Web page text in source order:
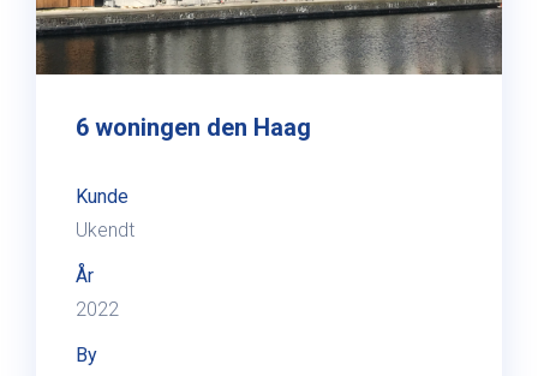
6 woningen den Haag
Kunde
Ukendt
År
2022
By